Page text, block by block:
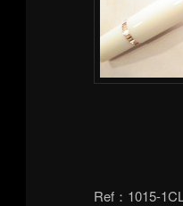
Ref：1015-